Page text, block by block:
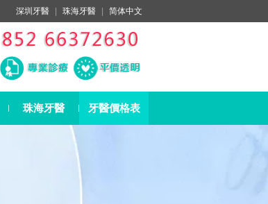
深圳牙醫 珠海牙醫 简体中文
珠海牙醫 牙醫價格表